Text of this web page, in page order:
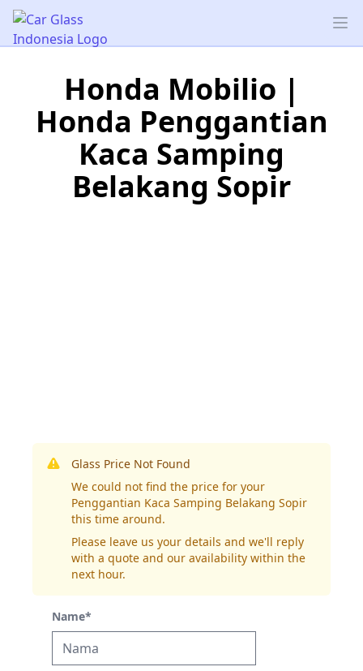
Car Glass Indonesia
Honda Mobilio |
Honda Penggantian
Kaca Samping
Belakang Sopir
Glass Price Not Found
We could not find the price for your
Penggantian Kaca Samping Belakang Sopir
this time around.
Please leave us your details and we'll reply
with a quote and our availability within the
next hour.
Name*